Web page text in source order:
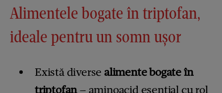
Alimentele bogate în triptofan,
ideale pentru un somn ușor
Există diverse alimente bogate în
triptofan– aminoacid esențial cu rol